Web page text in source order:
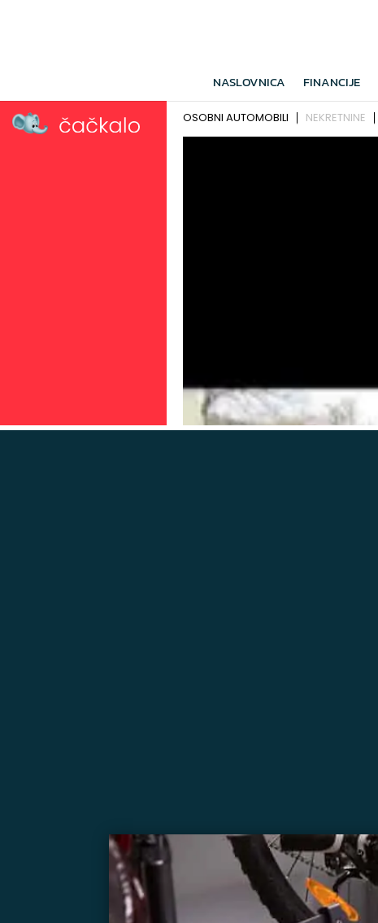
NASLOVNICA FINANCIJE